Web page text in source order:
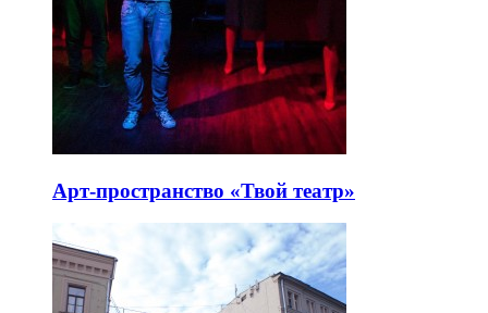
Арт-пространство «Твой театр»